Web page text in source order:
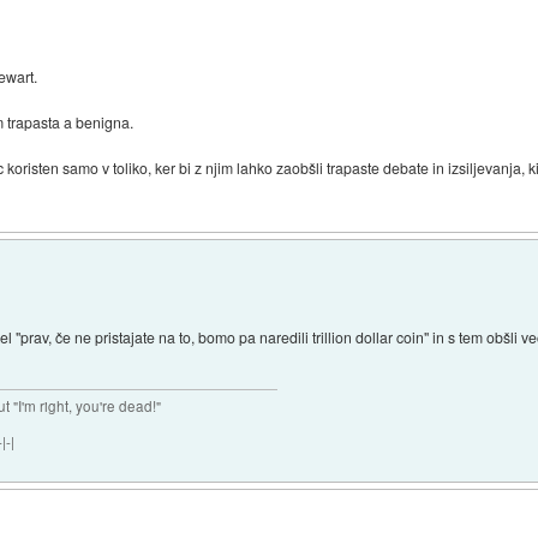
trapasta a benigna.
samo v toliko, ker bi z njim lahko zaobšli trapaste debate in izsiljevanja,
"prav, če ne pristajate na to, bomo pa naredili trillion dollar coin" in s tem obšli
"I'm right, you're dead!"
|